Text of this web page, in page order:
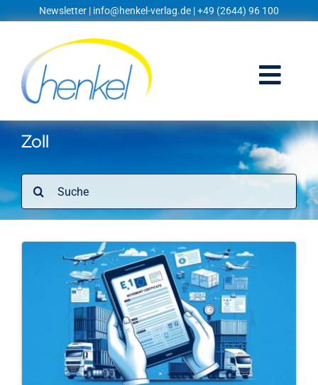
Inhalt
Newsletter | info@henkel-verlag.de | +49 (2644) 96 100
Startseite
Blog
Prospekte
Techniklexikon
Zoll
nach: